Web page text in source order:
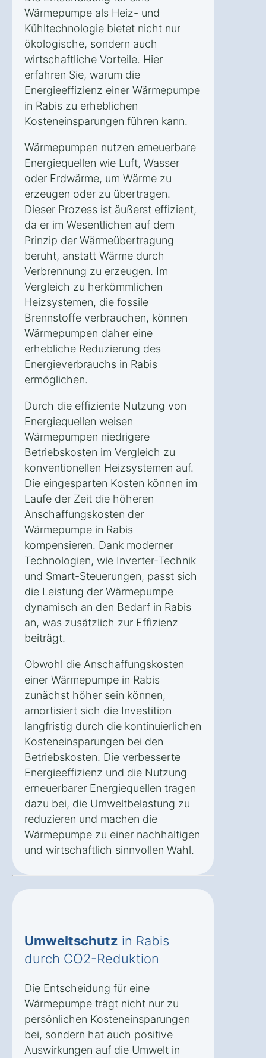
Wärmepumpe als Heiz- und
Kühltechnologie bietet nicht nur
ökologische, sondern auch
wirtschaftliche Vorteile. Hier
erfahren Sie, warum die
Energieeffizienz einer Wärmepumpe
in Rabis zu erheblichen
Kosteneinsparungen führen kann.
Wärmepumpen nutzen erneuerbare
Energiequellen wie Luft, Wasser
oder Erdwärme, um Wärme zu
erzeugen oder zu übertragen.
Dieser Prozess ist äußerst effizient,
da er im Wesentlichen auf dem
Prinzip der Wärmeübertragung
beruht, anstatt Wärme durch
Verbrennung zu erzeugen. Im
Vergleich zu herkömmlichen
Heizsystemen, die fossile
Brennstoffe verbrauchen, können
Wärmepumpen daher eine
erhebliche Reduzierung des
Energieverbrauchs in Rabis
ermöglichen.
Durch die effiziente Nutzung von
Energiequellen weisen
Wärmepumpen niedrigere
Betriebskosten im Vergleich zu
konventionellen Heizsystemen auf.
Die eingesparten Kosten können im
Laufe der Zeit die höheren
Anschaffungskosten der
Wärmepumpe in Rabis
kompensieren. Dank moderner
Technologien, wie Inverter-Technik
und Smart-Steuerungen, passt sich
die Leistung der Wärmepumpe
dynamisch an den Bedarf in Rabis
an, was zusätzlich zur Effizienz
beiträgt.
Obwohl die Anschaffungskosten
einer Wärmepumpe in Rabis
zunächst höher sein können,
amortisiert sich die Investition
langfristig durch die kontinuierlichen
Kosteneinsparungen bei den
Betriebskosten. Die verbesserte
Energieeffizienz und die Nutzung
erneuerbarer Energiequellen tragen
dazu bei, die Umweltbelastung zu
reduzieren und machen die
Wärmepumpe zu einer nachhaltigen
und wirtschaftlich sinnvollen Wahl.
Umweltschutz in Rabis
durch CO2-Reduktion
Die Entscheidung für eine
Wärmepumpe trägt nicht nur zu
persönlichen Kosteneinsparungen
bei, sondern hat auch positive
Auswirkungen auf die Umwelt in